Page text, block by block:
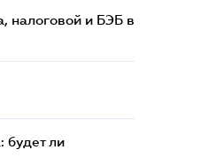
налоговой и БЭБ в
будет ли